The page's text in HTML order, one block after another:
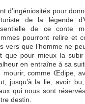
d’ingéniosités pour
de la légende
de ce conte
pourront relire et
vers que l’homme ne
que pour mieux la
en entraîne à sa
mourir, comme Œdipe,
jusqu’à la lie, avoir
qui nous sont
destin.